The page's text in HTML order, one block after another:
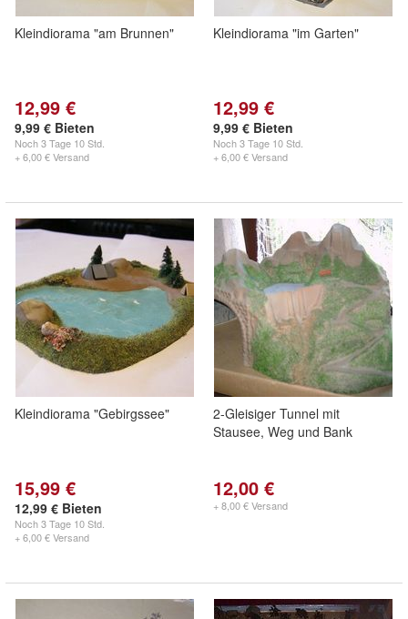
Kleindiorama "am Brunnen"
12,99 €
9,99 € Bieten
Noch3 Tage 10 Std.
+ 6,00 € Versand
Kleindiorama "im Garten"
12,99 €
9,99 € Bieten
Noch3 Tage 10 Std.
+ 6,00 € Versand
Kleindiorama "Gebirgssee"
15,99 €
12,99 € Bieten
Noch3 Tage 10 Std.
+ 6,00 € Versand
2-Gleisiger Tunnel mit
Stausee, Weg und Bank
12,00 €
+ 8,00 € Versand